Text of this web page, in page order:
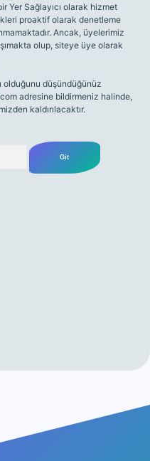
Yer Sağlayıcı olarak hizmet
proaktif olarak denetleme
Ancak, üyelerimiz
olup, siteye üye olarak
olduğunu düşündüğünüz
adresine bildirmeniz halinde,
kaldırılacaktır.